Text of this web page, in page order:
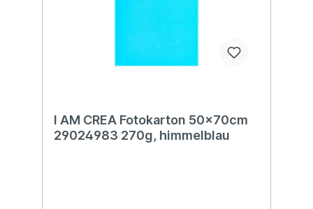
I AM CREA Fotokarton 50x70cm
29024983 270g, himmelblau